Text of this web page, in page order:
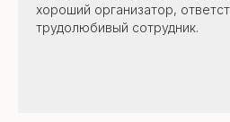
хороший организатор,
трудолюбивый сотрудник.